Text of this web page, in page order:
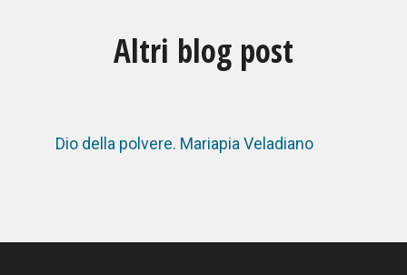
Altri blog post
Dio della polvere. Mariapia Veladiano